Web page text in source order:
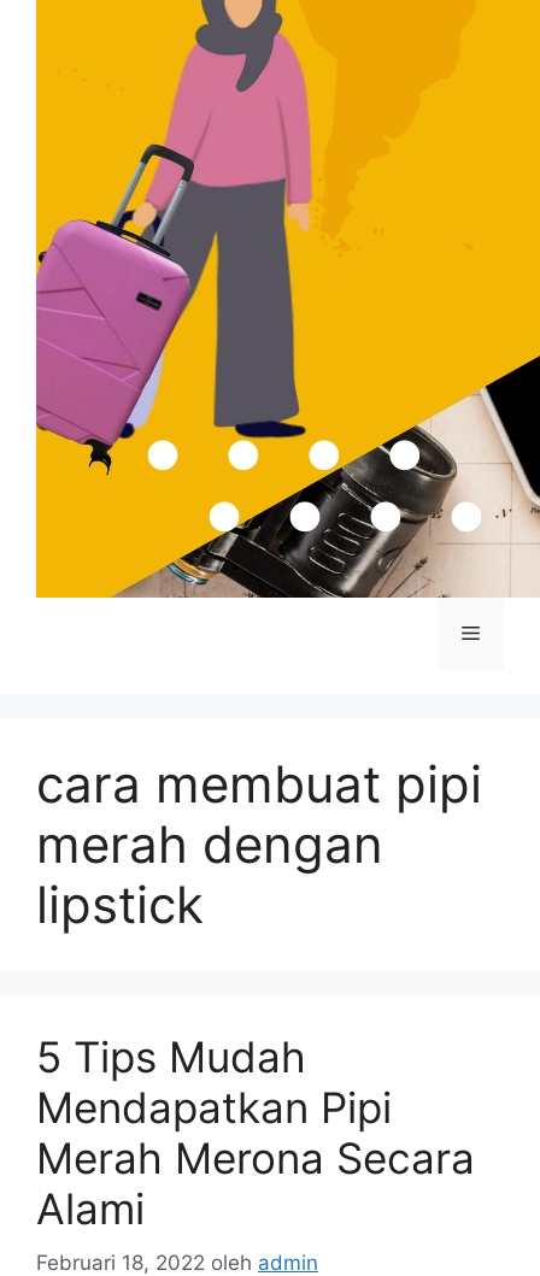
Menu
cara membuat pipi
merah dengan
lipstick
5 Tips Mudah
Mendapatkan Pipi
Merah Merona Secara
Alami
Februari 18, 2022 oleh admin